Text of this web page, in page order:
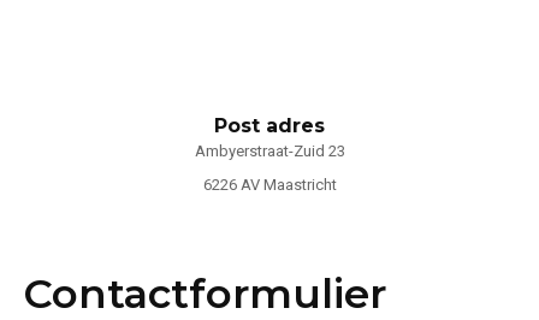
Post adres
Ambyerstraat-Zuid 23
6226 AV Maastricht
Contactformulier